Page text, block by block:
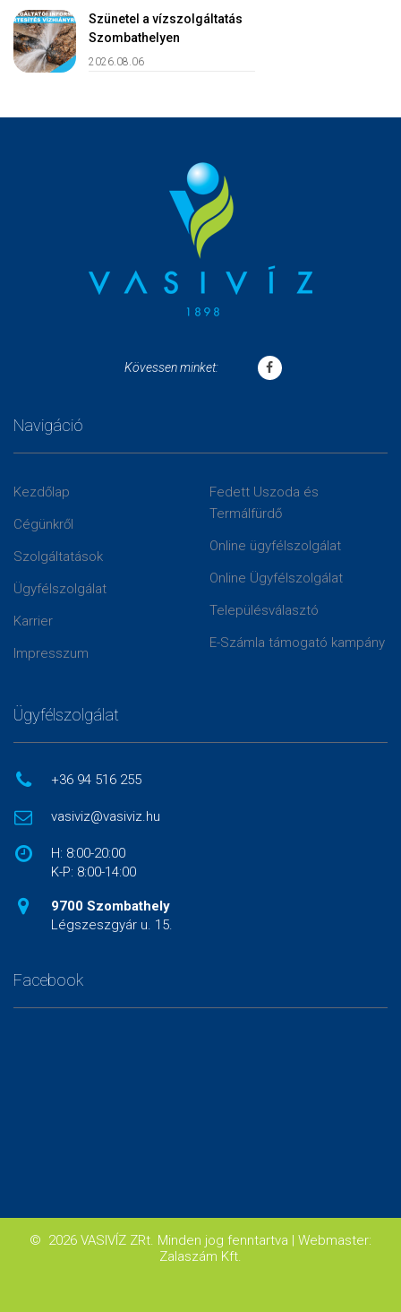
Szünetel a vízszolgáltatás
Szombathelyen
2026.08.06
Kövessen minket:
Navigáció
Kezdőlap
Cégünkről
Szolgáltatások
Ügyfélszolgálat
Karrier
Impresszum
Fedett Uszoda és
Termálfürdő
Online ügyfélszolgálat
Online Ügyfélszolgálat
Településválasztó
E-Számla támogató kampány
Ügyfélszolgálat
+36 94 516 255
vasiviz@vasiviz.hu
H: 8:00-20:00
K-P: 8:00-14:00
9700 Szombathely
Légszeszgyár u. 15.
Facebook
© 2026 VASIVÍZ ZRt. Minden jog fenntartva | Webmaster:
Zalaszám Kft.